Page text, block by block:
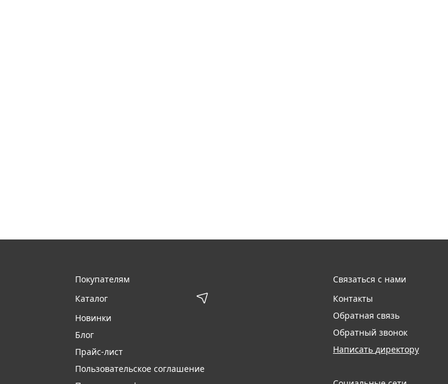
Покупателям
Каталог
Новинки
Блог
Прайс-лист
Пользовательское соглашение
Связаться с нами
Контакты
Обратная связь
Обратный звонок
Написать директору